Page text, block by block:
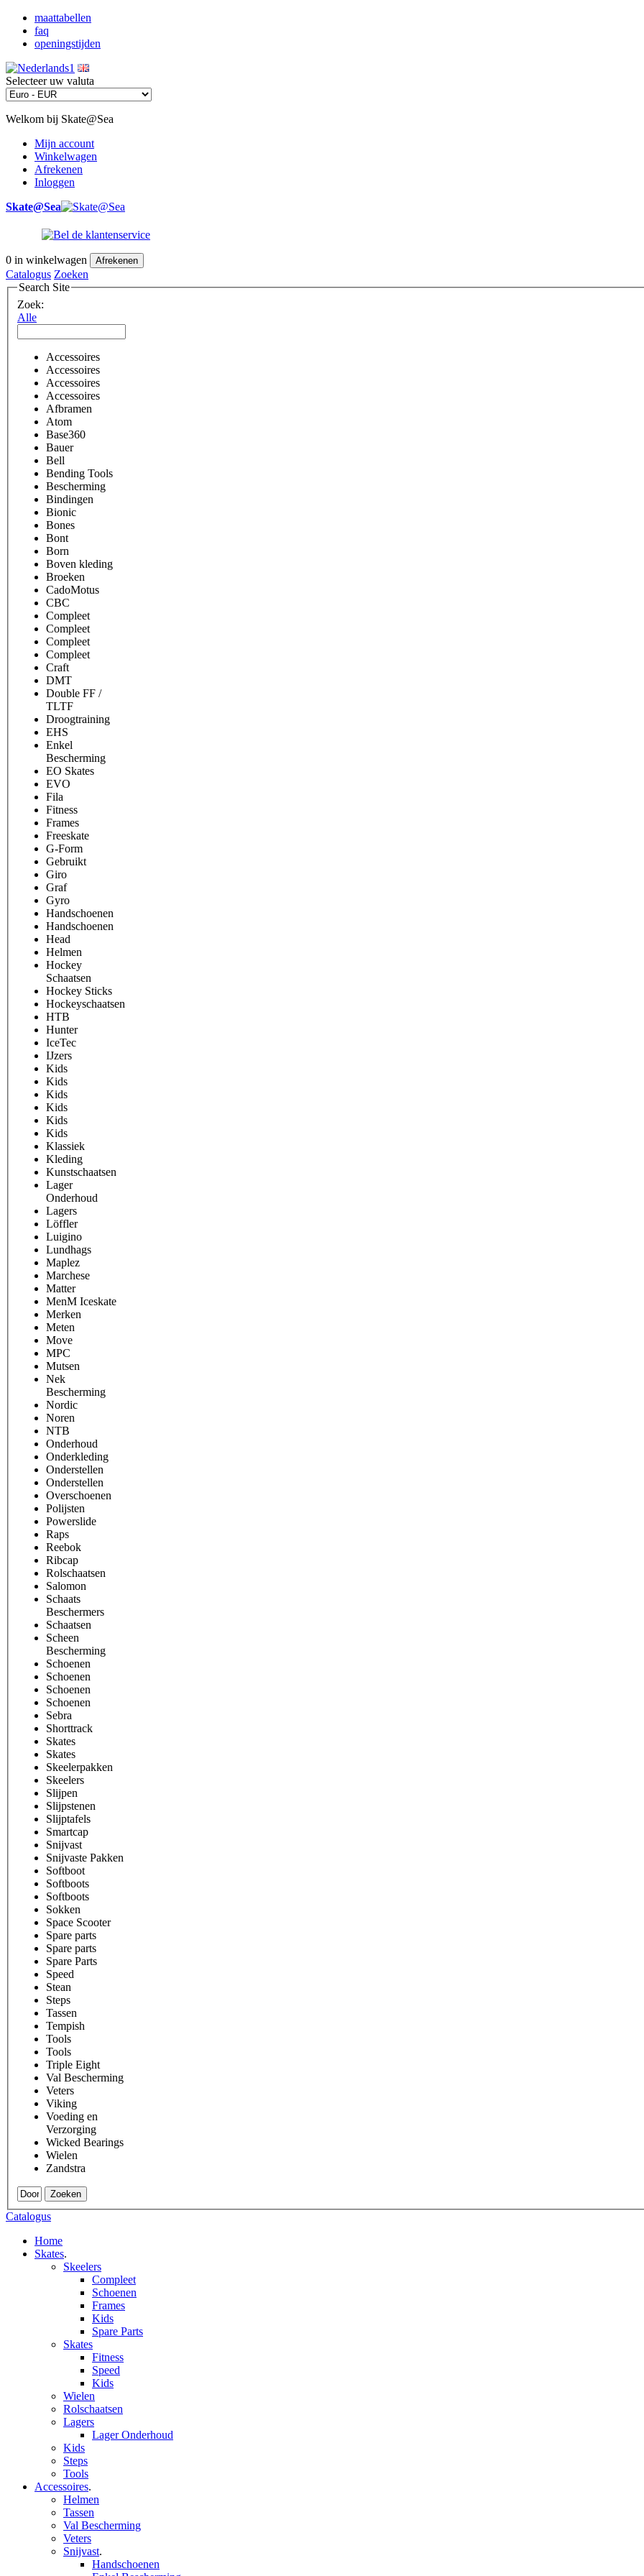
maattabellen
faq
openingstijden
Selecteer uw valuta
Welkom bij Skate@Sea
Mijn account
Winkelwagen
Afrekenen
Inloggen
Skate@Sea
0 in winkelwagen Afrekenen
Catalogus Zoeken
Search Site
Zoek:
Alle
Accessoires
Accessoires
Accessoires
Accessoires
Afbramen
Atom
Base360
Bauer
Bell
Bending Tools
Bescherming
Bindingen
Bionic
Bones
Bont
Born
Boven kleding
Broeken
CadoMotus
CBC
Compleet
Compleet
Compleet
Compleet
Craft
DMT
Double FF /
TLTF
Droogtraining
EHS
Enkel
Bescherming
EO Skates
EVO
Fila
Fitness
Frames
Freeskate
G-Form
Gebruikt
Giro
Graf
Gyro
Handschoenen
Handschoenen
Head
Helmen
Hockey
Schaatsen
Hockey Sticks
Hockeyschaatsen
HTB
Hunter
IceTec
IJzers
Kids
Kids
Kids
Kids
Kids
Kids
Klassiek
Kleding
Kunstschaatsen
Lager
Onderhoud
Lagers
Löffler
Luigino
Lundhags
Maplez
Marchese
Matter
MenM Iceskate
Merken
Meten
Move
MPC
Mutsen
Nek
Bescherming
Nordic
Noren
NTB
Onderhoud
Onderkleding
Onderstellen
Onderstellen
Overschoenen
Polijsten
Powerslide
Raps
Reebok
Ribcap
Rolschaatsen
Salomon
Schaats
Beschermers
Schaatsen
Scheen
Bescherming
Schoenen
Schoenen
Schoenen
Schoenen
Sebra
Shorttrack
Skates
Skates
Skeelerpakken
Skeelers
Slijpen
Slijpstenen
Slijptafels
Smartcap
Snijvast
Snijvaste Pakken
Softboot
Softboots
Softboots
Sokken
Space Scooter
Spare parts
Spare parts
Spare Parts
Speed
Stean
Steps
Tassen
Tempish
Tools
Tools
Triple Eight
Val Bescherming
Veters
Viking
Voeding en
Verzorging
Wicked Bearings
Wielen
Zandstra
Zoeken
Catalogus
Home
Skates.
Skeelers
Compleet
Schoenen
Frames
Kids
Spare Parts
Skates
Fitness
Speed
Kids
Wielen
Rolschaatsen
Lagers
Lager Onderhoud
Kids
Steps
Tools
Accessoires.
Helmen
Tassen
Val Bescherming
Veters
Snijvast.
Handschoenen